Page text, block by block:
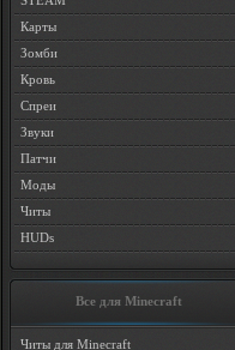
Карты
Зомби
Кровь
Спреи
Звуки
Патчи
Моды
Читы
HUDs
Все для Minecraft
Читы для Minecraft